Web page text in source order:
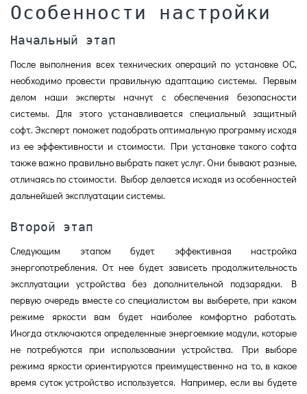
Особенности настройки
Начальный этап
После выполнения всех технических операций по установке ОС,
необходимо провести правильную адаптацию системы. Первым
делом наши эксперты начнут с обеспечения безопасности
системы. Для этого устанавливается специальный защитный
софт. Эксперт поможет подобрать оптимальную программу исходя
из ее эффективности и стоимости. При установке такого софта
также важно правильно выбрать пакет услуг. Они бывают разные,
отличаясь по стоимости. Выбор делается исходя из особенностей
дальнейшей эксплуатации системы.
Второй этап
Следующим этапом будет эффективная настройка
энергопотребления. От нее будет зависеть продолжительность
эксплуатации устройства без дополнительной подзарядки. В
первую очередь вместе со специалистом вы выберете, при каком
режиме яркости вам будет наиболее комфортно работать.
Иногда отключаются определенные энергоемкие модули, которые
не потребуются при использовании устройства. При выборе
режима яркости ориентируются преимущественно на то, в какое
время суток устройство используется. Например, если вы будете